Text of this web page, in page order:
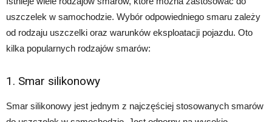
uszczelek w samochodzie. Wybór odpowiedniego smaru zależy
od rodzaju uszczelki oraz warunków eksploatacji pojazdu. Oto
kilka popularnych rodzajów smarów:
1. Smar silikonowy
Smar silikonowy jest jednym z najczęściej stosowanych smarów